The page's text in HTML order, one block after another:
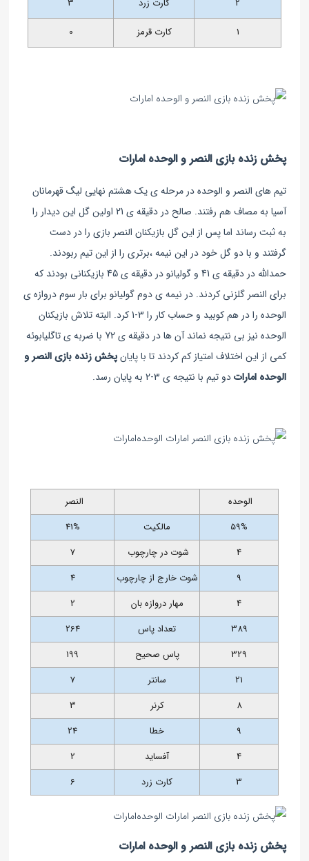
2 کارت زرد
3
1
کارت قرمز 0
پخش زنده بازی النصر و الوحده‌ امارات
تیم های النصر و الوحده در مرحله ی یک هشتم نهایی لیگ قهرمانان
آسیا به مصاف هم رفتند. صالح در دقیقه ی 21 اولین گل این دیدار را
به ثبت رساند اما پس از این گل بازیکنان النصر بازی را در دست
گرفتند و با دو گل خود در این نیمه ،برتری را از این تیم ربودند.
حمدالله در دقیقه ی 41 و گولیانو در دقیقه ی 45 بازیکنانی بودند که
برای النصر گلزنی کردند. در نیمه ی دوم گولیانو برای بار سوم دروازه ی
الوحده را در هم کوبید و حساب کار را 3-1 کرد. البته تلاش بازیکنان
الوحده نیز بی نتیجه نماند آن ها در دقیقه ی 72 با ضربه ی تاگلیابوئه
کمی از این اختلاف امتیاز کم کردند تا با پایانپخش زنده بازی النصر و
الوحده‌ اماراتدو تیم با نتیجه ی 3-2 به پایان رسد.
الوحده
النصر
59%
مالکیت
41%
4
شوت در چارچوب
7
9
شوت خارج از چارچوب
4
4
مهار دروازه بان
2
389
تعداد پاس
264
329
پاس صحیح
199
21
سانتر
7
8
کرنر
3
9
خطا
24
4
آفساید
2
3
کارت زرد 6
پخش زنده بازی النصر و الوحده‌ امارات